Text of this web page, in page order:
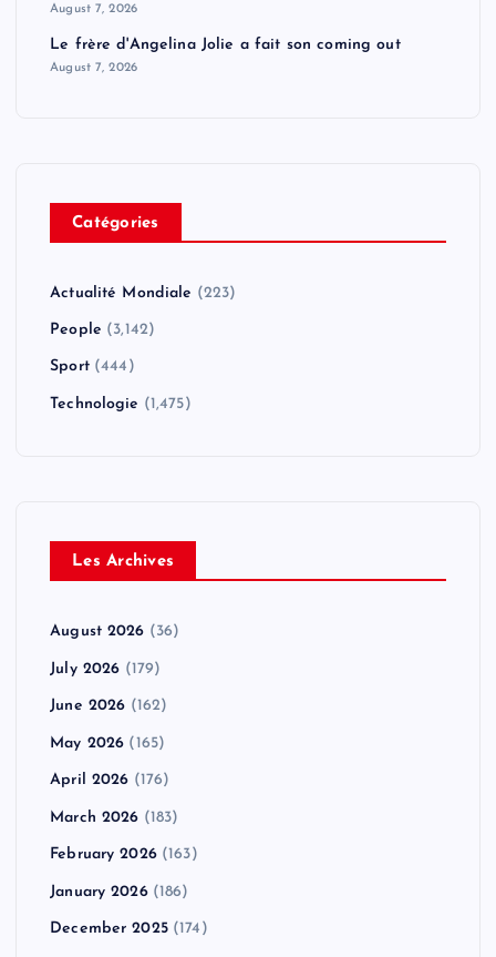
August 7, 2026
Le frère d'Angelina Jolie a fait son coming out
August 7, 2026
Catégories
Actualité Mondiale (223)
People (3,142)
Sport(444)
Technologie (1,475)
Les Archives
August 2026 (36)
July 2026 (179)
June 2026 (162)
May 2026 (165)
April 2026 (176)
March 2026 (183)
February 2026(163)
January 2026(186)
December 2025(174)